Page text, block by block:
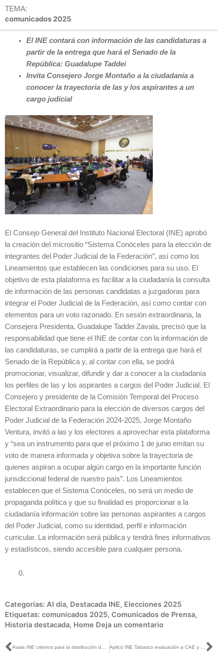
TEMA:
comunicados 2025
El INE contará con información de las candidaturas a
partir de la entrega que hará el Senado de la
República: Guadalupe Taddei
Invita Consejero Jorge Montaño a la ciudadanía a
conocer la trayectoria de las y los aspirantes a un
cargo judicial
El Consejo General del Instituto Nacional Electoral (INE) aprobó
la creación del micrositio “Sistema Conóceles para la elección de
integrantes del Poder Judicial de la Federación”, así como los
Lineamientos que establecen las condiciones para su uso. El
objetivo de esta plataforma es facilitar a la ciudadanía la consulta
de información de las personas candidatas a juzgadoras para
integrar el Poder Judicial de la Federación, así como contar con
elementos para un voto razonado. En sesión extraordinaria, la
Consejera Presidenta, Guadalupe Taddei Zavala, precisó que la
responsabilidad que tiene el INE de contar con la información de
las candidaturas, se cumplirá a partir de la entrega que hará el
Senado de la República y, al contar con ella, se podrá
promocionar, visualizar, difundir y dar a conocer a la ciudadanía
los perfiles de las y los aspirantes a cargos del Poder Judicial. El
Consejero y presidente de la Comisión Temporal del Proceso
Electoral Extraordinario para la elección de diversos cargos del
Poder Judicial de la Federación 2024-2025, Jorge Montaño
Ventura, invitó a las y los electores a aprovechar esta plataforma
y “sea un instrumento para que el próximo 1 de junio emitan su
voto de manera informada y objetiva sobre la trayectoria de
quienes aspiran a ocupar algún cargo en la importante función
jurisdiccional federal de nuestro país”. Los Lineamientos
establecen que el Sistema Conóceles, no será un medio de
propaganda política y que su finalidad es proporcionar a la
ciudadanía información sobre las personas aspirantes a cargos
del Poder Judicial, como su identidad, perfil e información
curricular. La información será pública y tendrá fines informativos
y estadísticos, siendo accesible para cualquier persona.
Categorías: Al día, Destacada INE, Elecciones 2025
Etiquetas: comunicados 2025, Comunicados de Prensa,
Historia destacada, Home Deja un comentario
Ant